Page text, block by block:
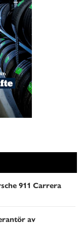
911 Carrera
av